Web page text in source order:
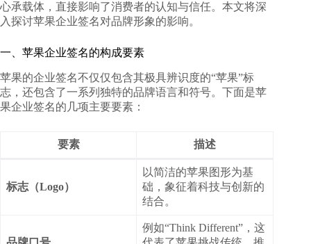
心承载体，直接影响了消费者的认知与信任。本文将深
入探讨苹果企业签名对品牌形象的影响。
一、苹果企业签名的构成要素
苹果的企业签名不仅仅包含其极具辨识度的“苹果”标
志，还包含了一系列独特的品牌语言和符号。下面是苹
果企业签名的几项主要要素：
要素 描述
标志（Logo）
以简洁的苹果图形为基
础，象征着科技与创新的
结合。
例如“Think Different”，这